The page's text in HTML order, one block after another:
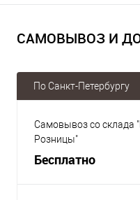
САМОВЫВОЗ И
По Санкт-Петербургу
Самовывоз со склада
Розницы"
Бесплатно